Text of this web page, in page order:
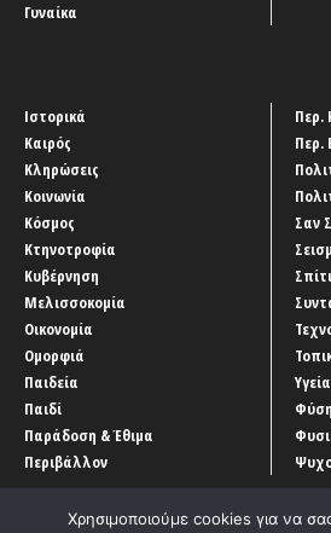
Γυναίκα
Ιστορικά
Καιρός
Κληρώσεις
Κοινωνία
Κόσμος
Κτηνοτροφία
Κυβέρνηση
Μελισσοκομία
Οικονομία
Ομορφιά
Παιδεία
Παιδί
Παράδοση & Έθιμα
Περιβάλλον
Περ.
Περ.
Σαν
Υγεία
Φύση
Χρησιμοποιούμε cookies για να